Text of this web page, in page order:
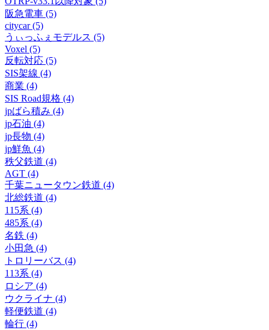
阪急電車 (5)
citycar (5)
うぃっふぇモデルス (5)
Voxel (5)
反転対応 (5)
SIS架線 (4)
商業 (4)
SIS Road規格 (4)
jpばら積み (4)
jp石油 (4)
jp長物 (4)
jp鮮魚 (4)
秩父鉄道 (4)
AGT (4)
千葉ニュータウン鉄道 (4)
北総鉄道 (4)
115系 (4)
485系 (4)
名鉄 (4)
小田急 (4)
トロリーバス (4)
113系 (4)
ロシア (4)
ウクライナ (4)
軽便鉄道 (4)
輪行 (4)